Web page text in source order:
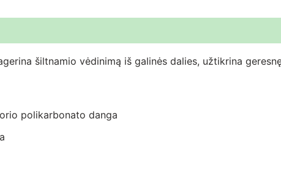
šiltnamio vėdinimą iš galinės dalies, užtikrina
polikarbonato danga